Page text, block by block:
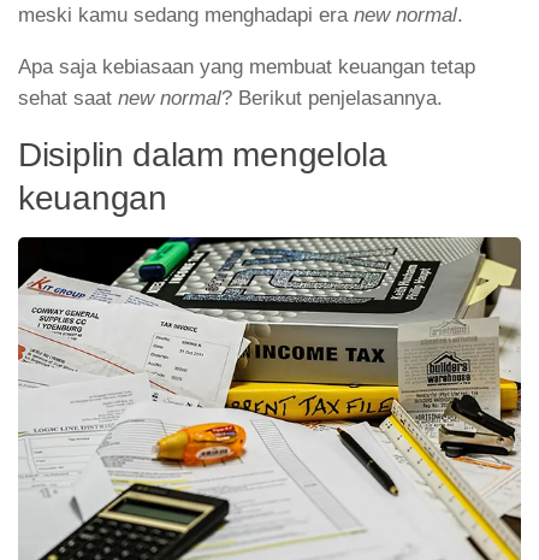
meski kamu sedang menghadapi era new normal.
Apa saja kebiasaan yang membuat keuangan tetap
sehat saat new normal? Berikut penjelasannya.
Disiplin dalam mengelola
keuangan